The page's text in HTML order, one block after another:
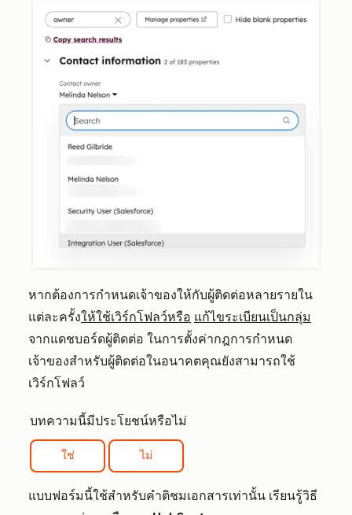
หากต้องการกำหนดเจ้าของให้กับผู้ติดต่อหลายรายใน
แต่ละครั้งให้ใช้เวิร์กโฟลว์หรือ แก้ไขระเบียนเป็นกลุ่ม
จากแดชบอร์ดผู้ติดต่อ ในการตั้งค่ากฎการกำหนด
เจ้าของสำหรับผู้ติดต่อในอนาคตคุณยังสามารถใช้
เวิร์กโฟลว์
บทความนี้มีประโยชน์หรือไม่
ใช่ ไม่
แบบฟอร์มนี้ใช้สำหรับคำติชมเอกสารเท่านั้น เรียนรู้วิธี